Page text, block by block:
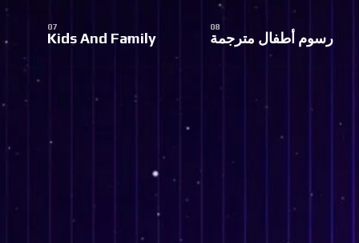
Kids And Family رسوم أطفال مترجمة